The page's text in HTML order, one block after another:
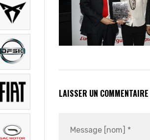
LAISSER UN COMMENTAIRE